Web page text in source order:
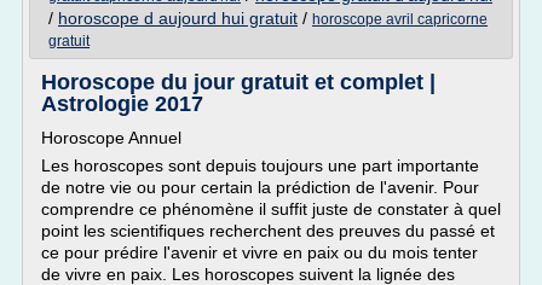
/ horoscope d aujourd hui gratuit / horoscope avril capricorne
gratuit
Horoscope du jour gratuit et complet |
Astrologie 2017
Horoscope Annuel
Les horoscopes sont depuis toujours une part importante
de notre vie ou pour certain la prédiction de l'avenir. Pour
comprendre ce phénomène il suffit juste de constater à quel
point les scientifiques recherchent des preuves du passé et
ce pour prédire l'avenir et vivre en paix ou du mois tenter
de vivre en paix. Les horoscopes suivent la lignée des